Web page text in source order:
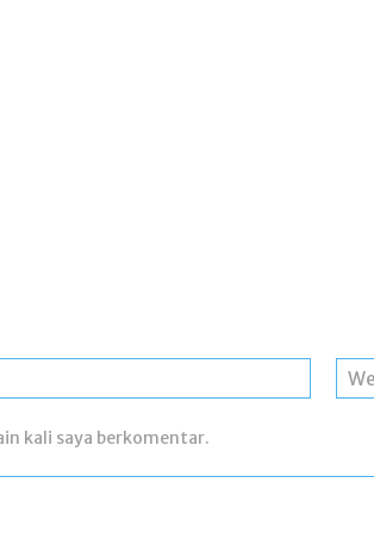
Email:*
kali saya berkomentar.